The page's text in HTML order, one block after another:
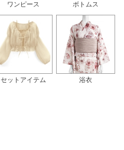
ワンピース ボトムス
セットアイテム 浴衣